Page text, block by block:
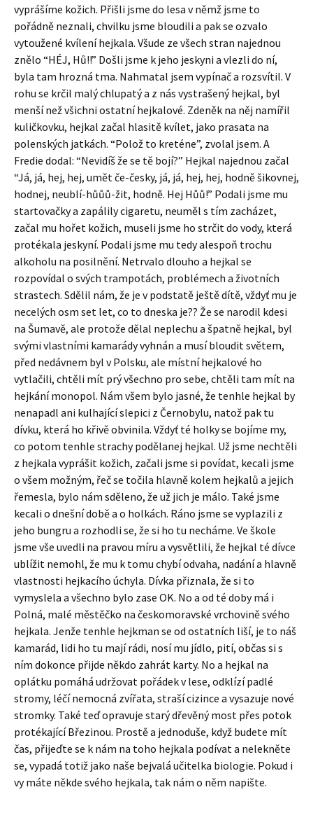
vyprášíme kožich. Přišli jsme do lesa v němž jsme to
pořádně neznali, chvilku jsme bloudili a pak se ozvalo
vytoužené kvílení hejkala. Všude ze všech stran najednou
znělo “HÉJ, Hů!!” Došli jsme k jeho jeskyni a vlezli do ní,
byla tam hrozná tma. Nahmatal jsem vypínač a rozsvítil. V
rohu se krčil malý chlupatý a z nás vystrašený hejkal, byl
menší než všichni ostatní hejkalové. Zdeněk na něj namířil
kuličkovku, hejkal začal hlasitě kvílet, jako prasata na
polenských jatkách. “Polož to kreténe”, zvolal jsem. A
Fredie dodal: “Nevidíš že se tě bojí?” Hejkal najednou začal
“Já, já, hej, hej, umět če-česky, já, já, hej, hej, hodně šikovnej,
hodnej, neublí-hůůů-žit, hodně. Hej Hůů!” Podali jsme mu
startovačky a zapálily cigaretu, neuměl s tím zacházet,
začal mu hořet kožich, museli jsme ho strčit do vody, která
protékala jeskyní. Podali jsme mu tedy alespoň trochu
alkoholu na posilnění. Netrvalo dlouho a hejkal se
rozpovídal o svých trampotách, problémech a životních
strastech. Sdělil nám, že je v podstatě ještě dítě, vždyť mu je
necelých osm set let, co to dneska je?? Že se narodil kdesi
na Šumavě, ale protože dělal neplechu a špatně hejkal, byl
svými vlastními kamarády vyhnán a musí bloudit světem,
před nedávnem byl v Polsku, ale místní hejkalové ho
vytlačili, chtěli mít prý všechno pro sebe, chtěli tam mít na
hejkání monopol. Nám všem bylo jasné, že tenhle hejkal by
nenapadl ani kulhající slepici z Černobylu, natož pak tu
dívku, která ho křivě obvinila. Vždyť té holky se bojíme my,
co potom tenhle strachy podělanej hejkal. Už jsme nechtěli
z hejkala vyprášit kožich, začali jsme si povídat, kecali jsme
o všem možným, řeč se točila hlavně kolem hejkalů a jejich
řemesla, bylo nám sděleno, že už jich je málo. Také jsme
kecali o dnešní době a o holkách. Ráno jsme se vyplazili z
jeho bungru a rozhodli se, že si ho tu necháme. Ve škole
jsme vše uvedli na pravou míru a vysvětlili, že hejkal té dívce
ublížit nemohl, že mu k tomu chybí odvaha, nadání a hlavně
vlastnosti hejkacího úchyla. Dívka přiznala, že si to
vymyslela a všechno bylo zase OK. No a od té doby má i
Polná, malé městěčko na českomoravské vrchovině svého
hejkala. Jenže tenhle hejkman se od ostatních liší, je to náš
kamarád, lidi ho tu mají rádi, nosí mu jídlo, pití, občas si s
ním dokonce přijde někdo zahrát karty. No a hejkal na
oplátku pomáhá udržovat pořádek v lese, odklízí padlé
stromy, léčí nemocná zvířata, straší cizince a vysazuje nové
stromky. Také teď opravuje starý dřevěný most přes potok
protékající Březinou. Prostě a jednoduše, když budete mít
čas, přijeďte se k nám na toho hejkala podívat a nelekněte
se, vypadá totiž jako naše bejvalá učitelka biologie. Pokud i
vy máte někde svého hejkala, tak nám o něm napište.